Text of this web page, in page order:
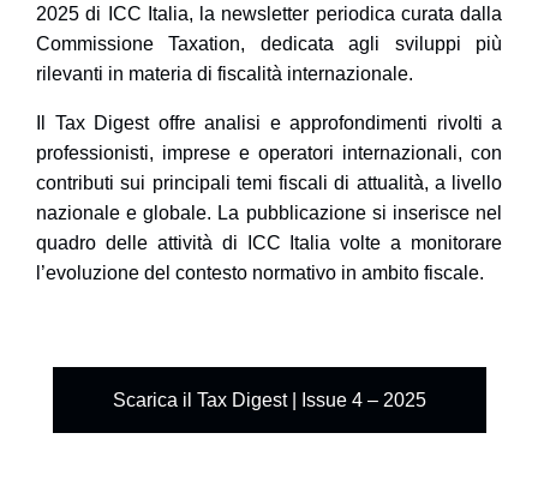
2025 di ICC Italia, la newsletter periodica curata dalla
Commissione Taxation, dedicata agli sviluppi più
rilevanti in materia di fiscalità internazionale.
Tax Digestoffre analisi e approfondimenti rivolti a
professionisti, imprese e operatori internazionali, con
contributi sui principali temi fiscali di attualità, a livello
nazionale e globale. La pubblicazione si inserisce nel
quadro delle attività di ICC Italia volte a monitorare
l’evoluzione del contesto normativo in ambito fiscale.
Scarica il Tax Digest | Issue 4 – 2025